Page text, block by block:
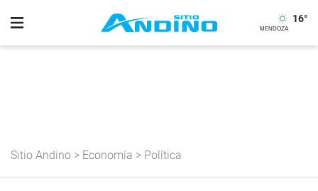
16°
Sitio Andino > Economía > Política